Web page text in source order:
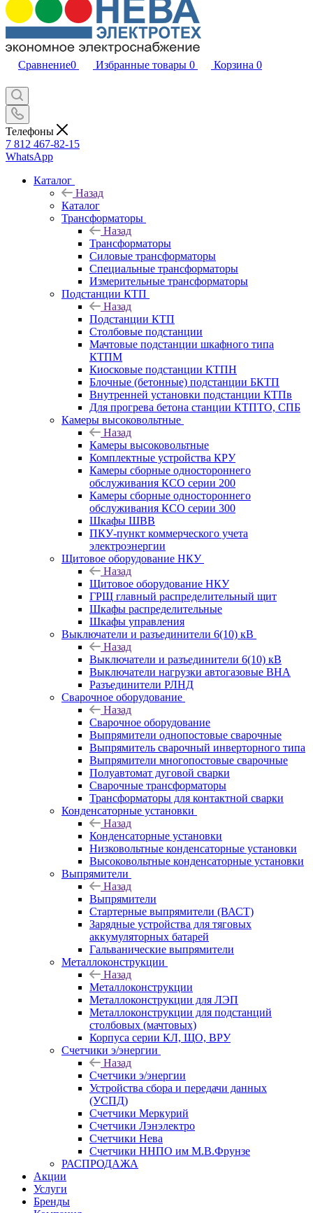
Сравнение0 Избранные товары 0 Корзина 0
Телефоны
7 812 467-82-15
WhatsApp
Каталог
Назад
Каталог
Трансформаторы
Назад
Трансформаторы
Силовые трансформаторы
Специальные трансформаторы
Измерительные трансформаторы
Подстанции КТП
Назад
Подстанции КТП
Столбовые подстанции
Мачтовые подстанции шкафного типа
КТПМ
Киосковые подстанции КТПН
Блочные (бетонные) подстанции БКТП
Внутренней установки подстанции КТПв
Для прогрева бетона станции КТПТО, СПБ
Камеры высоковольтные
Назад
Камеры высоковольтные
Комплектные устройства КРУ
Камеры сборные одностороннего
обслуживания КСО серии 200
Камеры сборные одностороннего
обслуживания КСО серии 300
Шкафы ШВВ
ПКУ-пункт коммерческого учета
электроэнергии
Щитовое оборудование НКУ
Назад
Щитовое оборудование НКУ
ГРЩ главный распределительный щит
Шкафы распределительные
Шкафы управления
Выключатели и разъединители 6(10) кВ
Назад
Выключатели и разъединители 6(10) кВ
Выключатели нагрузки автогазовые ВНА
Разъединители РЛНД
Сварочное оборудование
Назад
Сварочное оборудование
Выпрямители однопостовые сварочные
Выпрямитель сварочный инверторного типа
Выпрямители многопостовые сварочные
Полуавтомат дуговой сварки
Сварочные трансформаторы
Трансформаторы для контактной сварки
Конденсаторные установки
Назад
Конденсаторные установки
Низковольтные конденсаторные установки
Высоковольтные конденсаторные установки
Выпрямители
Назад
Выпрямители
Стартерные выпрямители (ВАСТ)
Зарядные устройства для тяговых
аккумуляторных батарей
Гальванические выпрямители
Металлоконструкции
Назад
Металлоконструкции
Металлоконструкции для ЛЭП
Металлоконструкции для подстанций
столбовых (мачтовых)
Корпуса серии КЛ, ЩО, ВРУ
Счетчики э/энергии
Назад
Счетчики э/энергии
Устройства сбора и передачи данных
(УСПД)
Счетчики Меркурий
Счетчики Лэнэлектро
Счетчики Нева
Счетчики ННПО им М.В.Фрунзе
РАСПРОДАЖА
Акции
Услуги
Бренды